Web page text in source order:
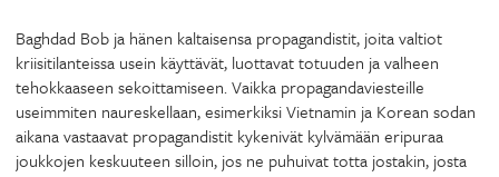
Baghdad Bob ja hänen kaltaisensa propagandistit, joita valtiot
kriisitilanteissa usein käyttävät, luottavat totuuden ja valheen
tehokkaaseen sekoittamiseen. Vaikka propagandaviesteille
useimmiten naureskellaan, esimerkiksi Vietnamin ja Korean sodan
aikana vastaavat propagandistit kykenivät kylvämään eripuraa
joukkojen keskuuteen silloin, jos ne puhuivat totta jostakin, josta